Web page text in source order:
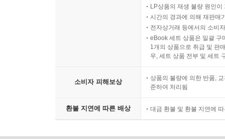
LP상품의 재생 불량 원인
시간의 경과에 의해 재판매
전자상거래 등에서의 소비
eBook 세트 상품은 일괄 구
1개의 상품으로 취급 및 판
우, 세트 상품 전부 및 세트
소비자 피해보상
상품의 불량에 의한 반품,
준하여 처리됨
환불 지연에 따른 배상 대금 환불 및 환불 지연에